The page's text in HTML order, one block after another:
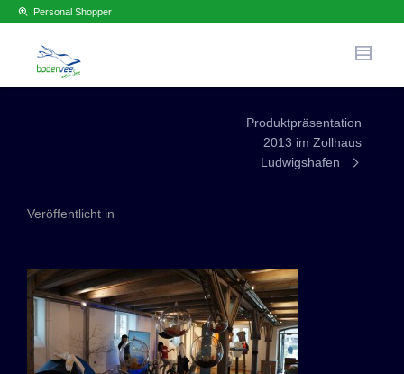
Personal Shopper
Produktpräsentation
2013 im Zollhaus
Ludwigshafen
Veröffentlicht in